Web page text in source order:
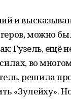
и
можно
Гузель, ещё
во
решила
«Зулейху».